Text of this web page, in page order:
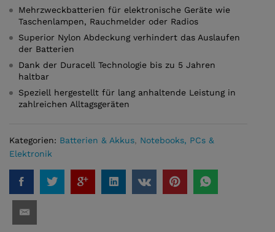
Mehrzweckbatterien für elektronische Geräte wie
Taschenlampen, Rauchmelder oder Radios
Superior Nylon Abdeckung verhindert das Auslaufen
der Batterien
Dank der Duracell Technologie bis zu 5 Jahren
haltbar
Speziell hergestellt für lang anhaltende Leistung in
zahlreichen Alltagsgeräten
Kategorien: Batterien & Akkus, Notebooks, PCs &
Elektronik